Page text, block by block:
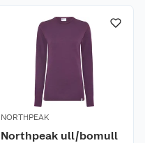
NORTHPEAK
Northpeak ull/bomull